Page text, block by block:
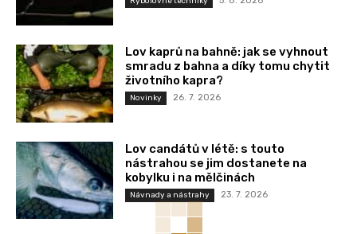
Lov kaprů na bahně: jak se vyhnout
smradu z bahna a díky tomu chytit
životního kapra?
Novinky 26. 7. 2026
Lov candátů v létě: s touto
nástrahou se jim dostanete na
kobylku i na mělčinách
Návnady a nástrahy 23. 7. 2026